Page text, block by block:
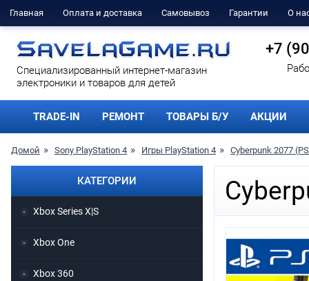
Главная Оплата и доставка Самовывоз Гарантии О
Cпециализированный интернет-магазин
электроники и товаров для детей
+7
TRADE-IN РЕМОНТ ТОВАРЫ Б/У АКЦИИ
Домой Sony PlayStation 4 Игры PlayStation 4 Cyberpunk 2077
КАТЕГОРИИ
Xbox Series X|S
Xbox One
Xbox 360